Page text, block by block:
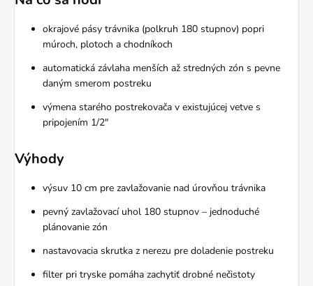
okrajové pásy trávnika (polkruh 180 stupnov) popri
múroch, plotoch a chodníkoch
automatická závlaha menších až stredných zón s pevne
daným smerom postreku
výmena starého postrekovača v existujúcej vetve s
pripojením 1/2"
Výhody
výsuv 10 cm pre zavlažovanie nad úrovňou trávnika
pevný zavlažovací uhol 180 stupnov – jednoduché
plánovanie zón
nastavovacia skrutka z nerezu pre doladenie postreku
filter pri tryske pomáha zachytiť drobné nečistoty